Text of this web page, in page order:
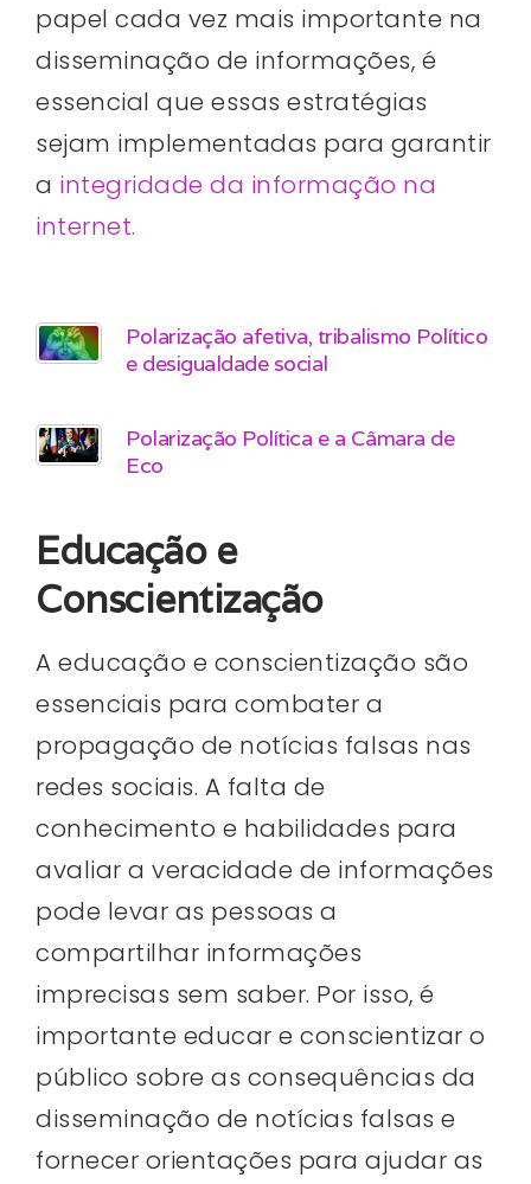
papel cada vez mais importante na
disseminação de informações, é
essencial que essas estratégias
sejam implementadas para garantir
a integridade da informação na
internet.
Polarização afetiva, tribalismo Político
e desigualdade social
Polarização Política e a Câmara de
Eco
Educação e
Conscientização
A educação e conscientização são
essenciais para combater a
propagação de notícias falsas nas
redes sociais. A falta de
conhecimento e habilidades para
avaliar a veracidade de informações
pode levar as pessoas a
compartilhar informações
imprecisas sem saber. Por isso, é
importante educar e conscientizar o
público sobre as consequências da
disseminação de notícias falsas e
fornecer orientações para ajudar as